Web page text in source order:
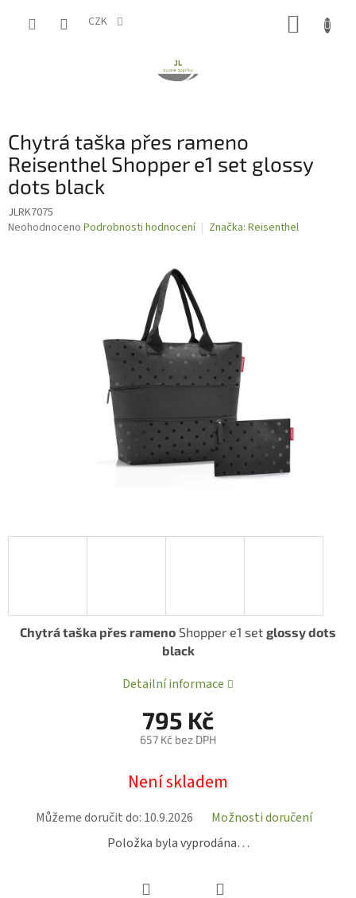
CZK
Chytrá taška přes rameno
Reisenthel Shopper e1 set glossy
dots black
JLRK7075
Průměrné
Neohodnoceno Podrobnosti hodnocení Značka: Reisenthel
795 Kč
657 Kč bez DPH
cena:
Není skladem
Můžeme doručit do: 10.9.2026
Možnosti doručení
Položka byla vyprodána…
Chytrá taška přes rameno Shopper e1 set glossy dots
black
Detailní informace